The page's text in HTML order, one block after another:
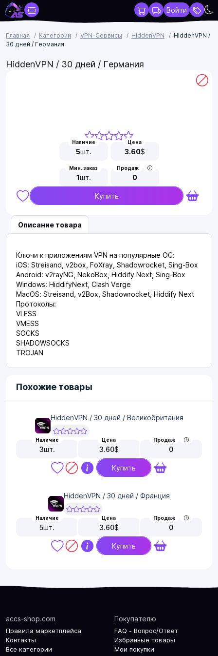
Войти
Главная Категории VPN-Сервисы HiddenVPN
HiddenVPN /
30 дней / Германия
HiddenVPN / 30 дней / Германия
Наличие
5шт.
Цена
3.60$
Мин. заказ
1шт.
Продаж
0
Купить
Описание товара
Ключи к приложениям VPN на популярные ОС:
iOS: Streisand, v2box, FoXray, Shadowrocket, Sing-Box
Android: v2rayNG, NekoBox, Hiddify Next, Sing-Box
Windows: HiddifyNext, Clash Verge
MacOS: Streisand, v2Box, Shadowrocket, Hiddify Next
Протоколы:
VLESS
VMESS
SOCKS
SHADOWSOCKS
TROJAN
Похожие товары
HiddenVPN / 30 дней / Великобритания
Наличие
3шт.
Цена
3.60$
Продаж
0
Купить
HiddenVPN / 30 дней / Франция
Наличие
5шт.
Цена
3.60$
Продаж
0
Купить
accs-shop.com
Правила маркетплейса
Контакты
Все категории
Покупателю
FAQ - Вопрос/Ответ
Избранные товары
Мои покупки